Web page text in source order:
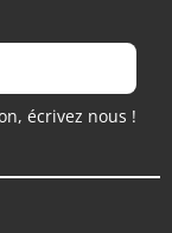
écrivez nous !